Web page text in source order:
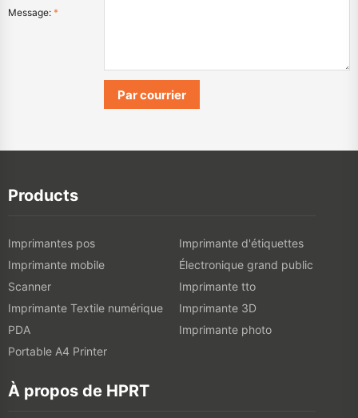
Message: *
Products
Imprimantes pos
Imprimante d'étiquettes
Imprimante mobile
Électronique grand public
Scanner
Imprimante tto
Imprimante Textile numérique
Imprimante 3D
PDA
Imprimante photo
Portable A4 Printer
À propos de HPRT